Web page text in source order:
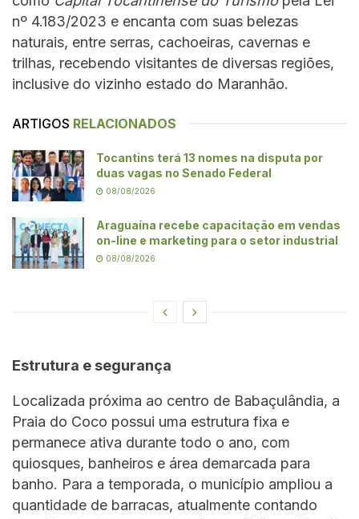
nº 4.183/2023 e encanta com suas belezas
naturais, entre serras, cachoeiras, cavernas e
trilhas, recebendo visitantes de diversas regiões,
inclusive do vizinho estado do Maranhão.
ARTIGOS RELACIONADOS
Tocantins terá 13 nomes na disputa por
duas vagas no Senado Federal
08/08/2026
Araguaína recebe capacitação em vendas
on-line e marketing para o setor industrial
08/08/2026
Estrutura e segurança
Localizada próxima ao centro de Babaçulândia, a
Praia do Coco possui uma estrutura fixa e
permanece ativa durante todo o ano, com
quiosques, banheiros e área demarcada para
banho. Para a temporada, o município ampliou a
quantidade de barracas, atualmente contando